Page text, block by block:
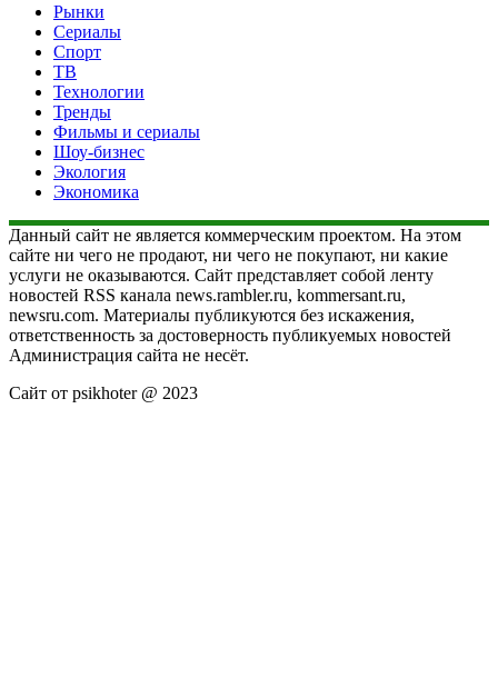
Рынки
Сериалы
Спорт
ТВ
Технологии
Тренды
Фильмы и сериалы
Шоу-бизнес
Экология
Экономика
Данный сайт не является коммерческим проектом. На этом
сайте ни чего не продают, ни чего не покупают, ни какие
услуги не оказываются. Сайт представляет собой ленту
новостей RSS канала news.rambler.ru, kommersant.ru,
newsru.com. Материалы публикуются без искажения,
ответственность за достоверность публикуемых новостей
Администрация сайта не несёт.
Сайт от psikhoter @ 2023